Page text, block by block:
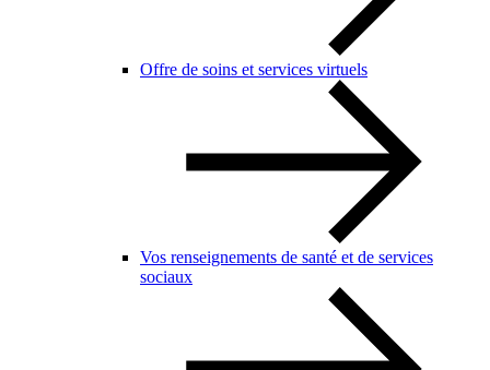
Offre de soins et services virtuels
Vos renseignements de santé et de services
sociaux